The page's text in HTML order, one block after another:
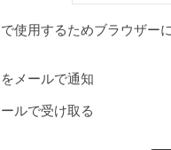
使用するためブラウザー
メールで通知
ルで受け取る